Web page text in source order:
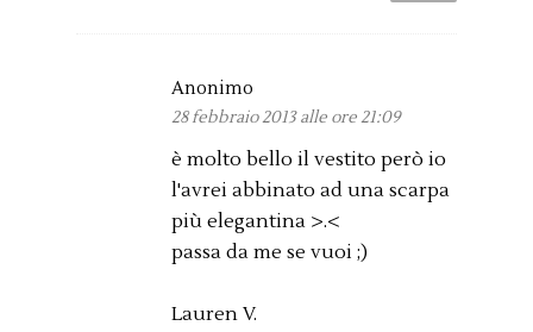
Anonimo
28 febbraio 2013 alle ore 21:09
è molto bello il vestito però io
l'avrei abbinato ad una scarpa
più elegantina >.<
passa da me se vuoi ;)
Lauren V.